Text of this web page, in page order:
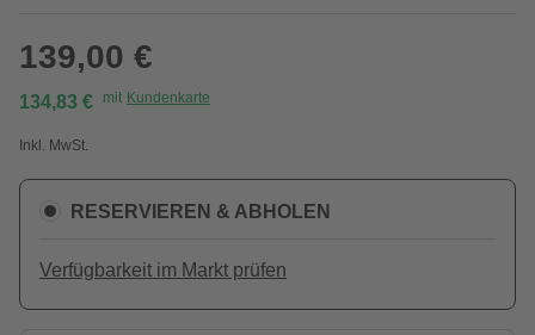
139,00 €
134,83 € mit Kundenkarte
Inkl. MwSt.
RESERVIEREN & ABHOLEN
Verfügbarkeit im Markt prüfen